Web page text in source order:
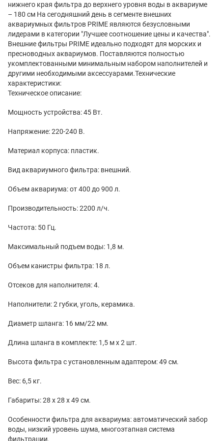
нижнего края фильтра до верхнего уровня воды в аквариуме
– 180 см На сегодняшний день в сегменте внешних
аквариумных фильтров PRIME являются безусловными
лидерами в категории "Лучшее соотношение цены и качества".
Внешние фильтры PRIME идеально подходят для морских и
пресноводных аквариумов. Поставляются полностью
укомплектованными минимальным набором наполнителей и
другими необходимыми аксессуарами.Технические
характеристики:
Техническое описание:
Мощность устройства: 45 Вт.
Напряжение: 220-240 В.
Материал корпуса: пластик.
Вид аквариумного фильтра: внешний.
Объем аквариума: от 400 до 900 л.
Производительность: 2200 л/ч.
Частота: 50 Гц.
Максимальный подъем воды: 1,8 м.
Объем канистры фильтра: 18 л.
Отсеков для наполнителя: 4.
Наполнители: 2 губки, уголь, керамика.
Диаметр шланга: 16 мм/22 мм.
Длина шланга в комплекте: 1,5 м х 2 шт.
Высота фильтра с установленным адаптером: 49 см.
Вес: 6,5 кг.
Габариты: 28 х 28 х 49 см.
Особенности фильтра для аквариума: автоматический забор
воды, низкий уровень шума, многоэтапная система
фильтрации.